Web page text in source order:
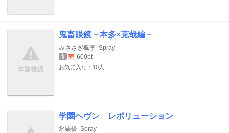
鬼畜眼鏡－本多×克哉編－
みささぎ楓李 Spray
巻 完 600pt
お気に入り：10人
学園ヘヴン レボリューション
氷栗優 Spray